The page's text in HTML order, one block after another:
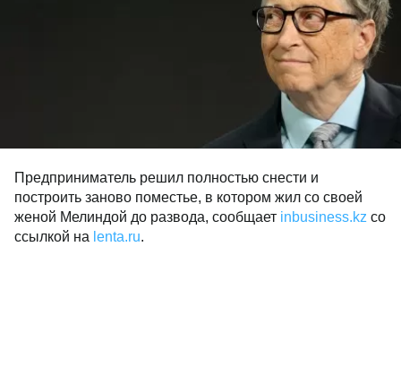
Предприниматель решил полностью снести и
построить заново поместье, в котором жил со своей
женой Мелиндой до развода, сообщает inbusiness.kz со
ссылкой на lenta.ru.